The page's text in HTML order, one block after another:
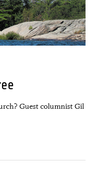
Guest columnist Gil